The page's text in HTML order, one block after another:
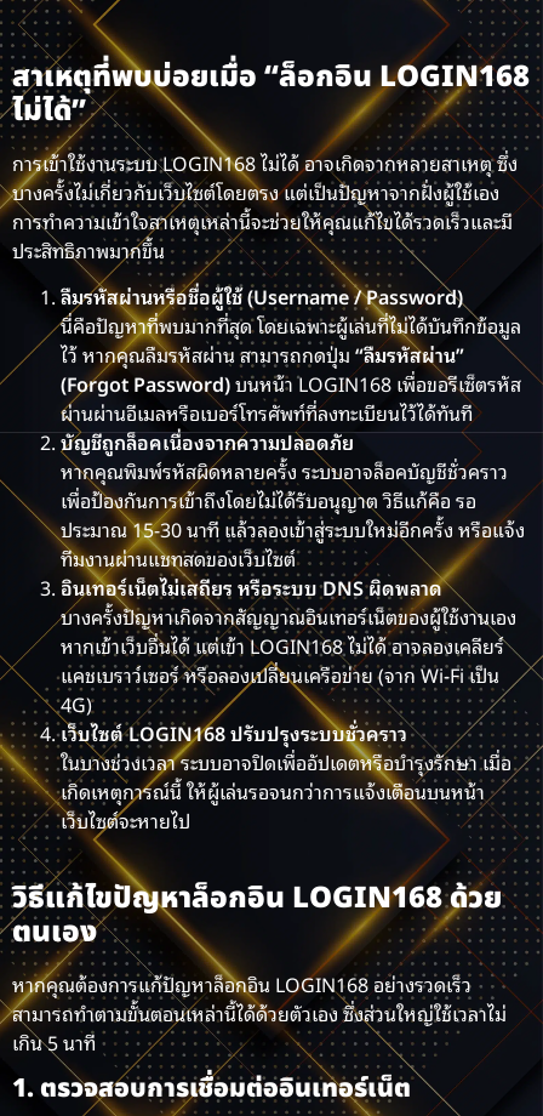
สาเหตุที่พบบ่อยเมื่อ “ล็อกอิน LOGIN168
ไม่ได้”
การเข้าใช้งานระบบ LOGIN168 ไม่ได้ อาจเกิดจากหลายสาเหตุ ซึ่ง
บางครั้งไม่เกี่ยวกับเว็บไซต์โดยตรง แต่เป็นปัญหาจากฝั่งผู้ใช้เอง
การทำความเข้าใจสาเหตุเหล่านี้จะช่วยให้คุณแก้ไขได้รวดเร็วและมี
ประสิทธิภาพมากขึ้น
ลืมรหัสผ่านหรือชื่อผู้ใช้ (Username / Password)
นี่คือปัญหาที่พบมากที่สุด โดยเฉพาะผู้เล่นที่ไม่ได้บันทึกข้อมูล
ไว้ หากคุณลืมรหัสผ่าน สามารถกดปุ่ม“ลืมรหัสผ่าน”
(Forgot Password)บนหน้า LOGIN168 เพื่อขอรีเซ็ตรหัส
ผ่านผ่านอีเมลหรือเบอร์โทรศัพท์ที่ลงทะเบียนไว้ได้ทันที
บัญชีถูกล็อคเนื่องจากความปลอดภัย
หากคุณพิมพ์รหัสผิดหลายครั้ง ระบบอาจล็อคบัญชีชั่วคราว
เพื่อป้องกันการเข้าถึงโดยไม่ได้รับอนุญาต วิธีแก้คือ รอ
ประมาณ 15-30 นาที แล้วลองเข้าสู่ระบบใหม่อีกครั้ง หรือแจ้ง
ทีมงานผ่านแชทสดของเว็บไซต์
อินเทอร์เน็ตไม่เสถียร หรือระบบ DNS ผิดพลาด
บางครั้งปัญหาเกิดจากสัญญาณอินเทอร์เน็ตของผู้ใช้งานเอง
หากเข้าเว็บอื่นได้ แต่เข้า LOGIN168 ไม่ได้ อาจลองเคลียร์
แคชเบราว์เซอร์ หรือลองเปลี่ยนเครือข่าย (จาก Wi-Fi เป็น
4G)
เว็บไซต์ LOGIN168 ปรับปรุงระบบชั่วคราว
ในบางช่วงเวลา ระบบอาจปิดเพื่ออัปเดตหรือบำรุงรักษา เมื่อ
เกิดเหตุการณ์นี้ ให้ผู้เล่นรอจนกว่าการแจ้งเตือนบนหน้า
เว็บไซต์จะหายไป
วิธีแก้ไขปัญหาล็อกอิน LOGIN168 ด้วย
ตนเอง
หากคุณต้องการแก้ปัญหาล็อกอิน LOGIN168 อย่างรวดเร็ว
สามารถทำตามขั้นตอนเหล่านี้ได้ด้วยตัวเอง ซึ่งส่วนใหญ่ใช้เวลาไม่
เกิน 5 นาที
1. ตรวจสอบการเชื่อมต่ออินเทอร์เน็ต